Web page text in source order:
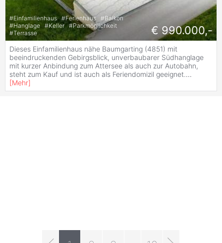
#Einfamilienhaus #Ferienhaus #Balkon
#Hanglage #Keller #Parkmöglichkeit
#Terrasse € 990.000,-
Dieses Einfamilienhaus nähe Baumgarting (4851) mit
beeindruckenden Gebirgsblick, unverbaubarer Südhanglage
mit kurzer Anbindung zum Attersee als auch zur Autobahn,
steht zum Kauf und ist auch als Feriendomizil geeignet....
[Mehr]